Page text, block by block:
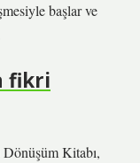
başlar ve
fikri
Kitabı,